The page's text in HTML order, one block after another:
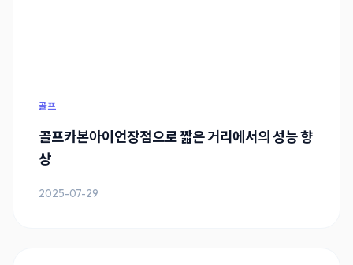
골프
골프카본아이언장점으로 짧은 거리에서의 성능 향
상
2025-07-29